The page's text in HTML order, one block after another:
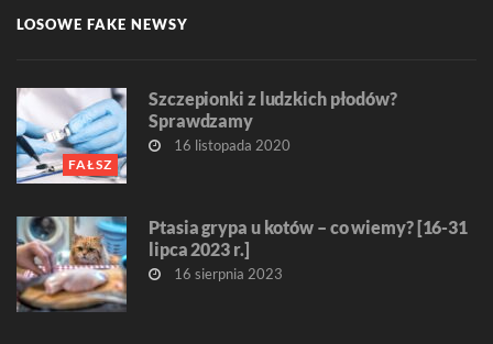
LOSOWE FAKE NEWSY
FAŁSZ
Szczepionki z ludzkich płodów?
Sprawdzamy
16 listopada 2020
Ptasia grypa u kotów – co wiemy? [16-31
lipca 2023 r.]
16 sierpnia 2023